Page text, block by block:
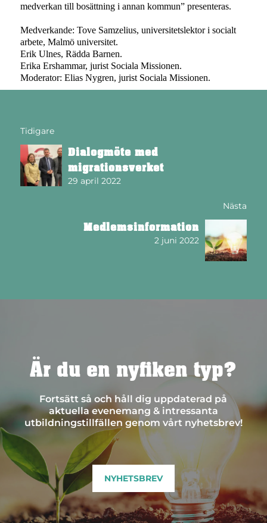
medverkan till bosättning i annan kommun” presenteras.
Medverkande: Tove Samzelius, universitetslektor i socialt
arbete, Malmö universitet.
Erik Ulnes, Rädda Barnen.
Erika Ershammar, jurist Sociala Missionen.
Moderator: Elias Nygren, jurist Sociala Missionen.
Tidigare
Dialogmöte med
migrationsverket
29 april 2022
Nästa
Medlemsinformation
2 juni 2022
Är du en nyfiken typ?
Fortsätt så och håll dig uppdaterad på
aktuella evenemang & intressanta
utbildningstillfällen genom vårt nyhetsbrev!
NYHETSBREV